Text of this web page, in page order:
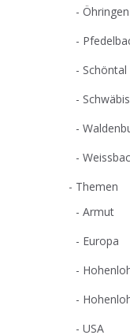
Öhringen
Schöntal
Themen
Armut
Europa
USA